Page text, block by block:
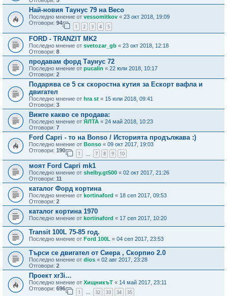
Най-новия Таунус 79 на Весо
Последно мнение от vessomitkov « 23 окт 2018, 19:09
Отговори: 94
1 2 3 4 5
FORD - TRANZIT MK2
Последно мнение от svetozar_gb « 23 окт 2018, 12:18
Отговори: 8
продавам форд Таунус 72
Последно мнение от pucalin « 22 юли 2018, 10:17
Отговори: 2
Подарява се 5 ск скоростна кутия за Ескорт вафла и
двигател
Последно мнение от hra st « 15 юли 2018, 09:41
Отговори: 3
Вижте какво се продава:
Последно мнение от ЯЛТА « 24 май 2018, 10:23
Отговори: 7
Ford Capri - то на Bonso / Историята продължава :)
Последно мнение от Bonso « 09 окт 2017, 19:03
Отговори: 190
1 7 8 9 10
моят Ford Capri mk1
Последно мнение от shelby.gt500 « 02 окт 2017, 21:26
Отговори: 11
каталог Форд кортина
Последно мнение от kortinaford « 18 сеп 2017, 09:53
Отговори: 2
каталог кортина 1970
Последно мнение от kortinaford « 17 сеп 2017, 10:20
Transit 100L 75-85 год.
Последно мнение от Ford 100L « 04 сеп 2017, 23:53
Търси се двигател от Сиера , Скорпио 2.0
Последно мнение от dios « 02 авг 2017, 23:28
Отговори: 2
Проект xr3i...
Последно мнение от ХищникъТ « 14 май 2017, 23:11
Отговори: 696
1 … 32 33 34 35